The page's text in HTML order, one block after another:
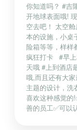
你知道吗？ #吉
开地球表面哦!
空去吧！ 太空
本的设施，小桌
险箱等等，样样
疯狂打卡 #早上
天哦 #上到酒店
哦,而且还有大
主题的设计，洗
喜欢这种感觉的
善的员工✅可以